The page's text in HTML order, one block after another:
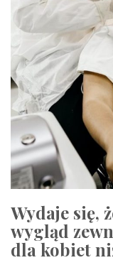
Wydaje się,
wygląd
dla kobiet